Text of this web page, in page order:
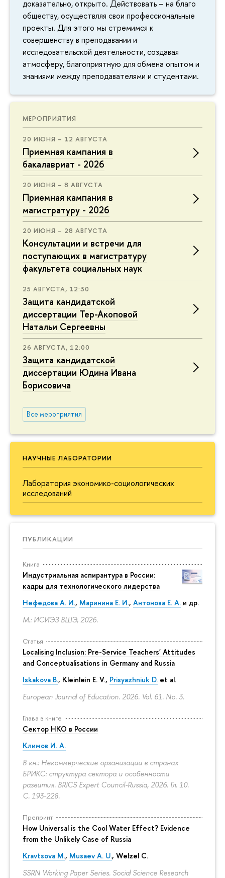
доказательно, открыто. Действовать – на благо
обществу, осуществляя свои профессиональные
проекты. Для этого мы стремимся к
совершенству в преподавании и
исследовательской деятельности, создавая
атмосферу, благоприятную для обмена опытом и
знаниями между преподавателями и студентами.
МЕРОПРИЯТИЯ
20 ИЮНЯ – 12 АВГУСТА
Приемная кампания в
бакалавриат - 2026
20 ИЮНЯ – 8 АВГУСТА
Приемная кампания в
магистратуру - 2026
20 ИЮНЯ – 28 АВГУСТА
Консультации и встречи для
поступающих в магистратуру
факультета социальных наук
25 АВГУСТА, 12:30
Защита кандидатской
диссертации Тер-Акоповой
Натальи Сергеевны
26 АВГУСТА, 12:00
Защита кандидатской
диссертации Юдина Ивана
Борисовича
Все мероприятия
НАУЧНЫЕ ЛАБОРАТОРИИ
Лаборатория экономико-социологических
исследований
ПУБЛИКАЦИИ
Книга
Индустриальная аспирантура в России:
кадры для технологического лидерства
Нефедова А. И., Маринина Е. И., Антонова Е. А. и др.
М.: ИСИЭЗ ВШЭ, 2026.
Статья
Localising Inclusion: Pre-Service Teachers' Attitudes
and Conceptualisations in Germany and Russia
Iskakova B., Kleinlein E. V., Prisyazhniuk D. et al.
European Journal of Education. 2026. Vol. 61. No. 3.
Глава в книге
Сектор НКО в России
Климов И. А.
В кн.: Некоммерческие организации в странах
БРИКС: структура сектора и особенности
развития. BRICS Expert Council-Russia, 2026. Гл. 10.
С. 193-228.
Препринт
How Universal is the Cool Water Effect? Evidence
from the Unlikely Case of Russia
Kravtsova M., Musaev A. U., Welzel C.
SSRN Working Paper Series. Social Science Research